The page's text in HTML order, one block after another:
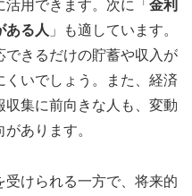
用できます。次に「 金利
ある人 」も適しています。
きるだけの貯蓄や収入が
いでしょう。また、経済
集に前向きな人も、変動
あります。
けられる一方で、将来的